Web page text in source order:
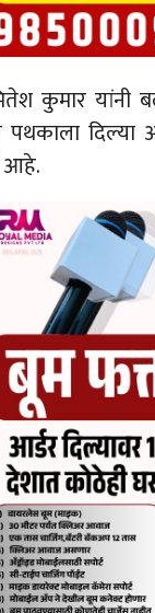
कुमार यांनी
दिल्या
आहे.